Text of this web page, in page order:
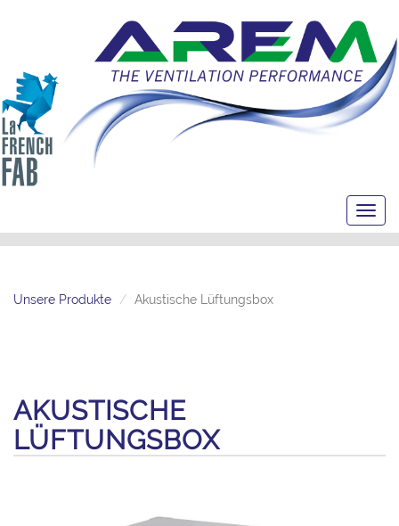
Unsere Produkte Akustische Lüftungsbox
AKUSTISCHE
LÜFTUNGSBOX